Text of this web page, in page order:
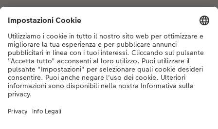
Se hai domande sui prodotti o sull'ordine, non esitare a contattarci dal
lunedì alla domenica dalle 9:00 alle 20:00 (esclusi i giorni festivi) al
numero di telefono044 499 10 35 dal lunedì alla domenica, dalle 9:00 alle